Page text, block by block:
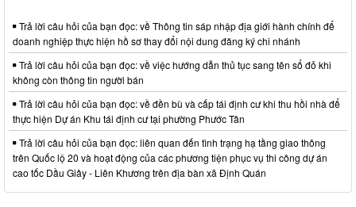
Trả lời câu hỏi của bạn đọc: về Thông tin sáp nhập địa giới hành chính để
doanh nghiệp thực hiện hồ sơ thay đổi nội dung đăng ký chi nhánh
Trả lời câu hỏi của bạn đọc: về việc hướng dẫn thủ tục sang tên sổ đỏ khi
không còn thông tin người bán
Trả lời câu hỏi của bạn đọc: về đền bù và cấp tái định cư khi thu hồi nhà để
thực hiện Dự án Khu tái định cư tại phường Phước Tân
Trả lời câu hỏi của bạn đọc: liên quan đến tình trạng hạ tầng giao thông
trên Quốc lộ 20 và hoạt động của các phương tiện phục vụ thi công dự án
cao tốc Dầu Giây - Liên Khương trên địa bàn xã Định Quán